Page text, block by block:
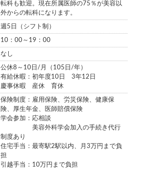
転科も歓迎。現在所属医師の75％が美容以
外からの転科になります。
週5日（シフト制）
10：00～19：00
なし
公休8～10日/月（105日/年）
有給休暇：初年度10日 3年12日
慶事休暇 産休 育休
保険制度：雇用保険、労災保険、健康保
険、厚生年金、医師賠償保険
学会参加：応相談
美容外科学会加入の手続き代行
制度あり
住宅手当：最寄駅2駅以内、月3万円まで負
担
引越手当：10万円まで負担